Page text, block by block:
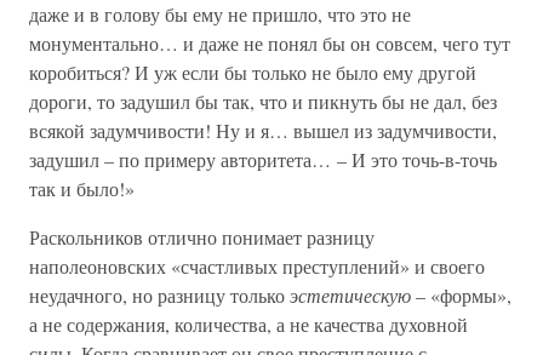
даже и в голову бы ему не пришло, что это не
монументально… и даже не понял бы он совсем, чего тут
коробиться? И уж если бы только не было ему другой
дороги, то задушил бы так, что и пикнуть бы не дал, без
всякой задумчивости! Ну и я… вышел из задумчивости,
задушил – по примеру авторитета… – И это точь-в-точь
так и было!»
Раскольников отлично понимает разницу
наполеоновских «счастливых преступлений» и своего
неудачного, но разницу толькоэстетическую– «формы»,
а не содержания, количества, а не качества духовной